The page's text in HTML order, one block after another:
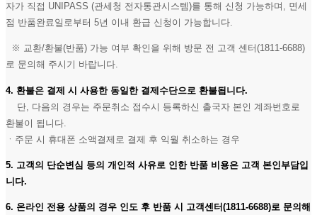
자가 직접 UNIPASS (관세청 전자통관시스템)를 통해 신청 가능하며, 면세
점 반품완료일로부터 5년 이내 환급 신청이 가능합니다.
※ 교환/환불(반품) 가능 여부 확인을 위해 방문 전 고객 센터(1811-6688)
로 문의해 주시기 바랍니다.
4. 환불은 결제 시 사용한 동일한 결제수단으로 환불됩니다.
단, 다음의 경우는 주문취소 접수시 등록하신 출국자 본인 계좌번호로
환불이 됩니다.
ㆍ주문 시 휴대폰 소액결제로 결제 후 익월 취소하는 경우
5. 고객의 단순변심 등의 개인적 사유로 인한 반품 비용은 고객 본인부담입
니다.
6. 온라인 전용 상품의 경우 인도 후 반품 시 고객센터(1811-6688)로 문의해